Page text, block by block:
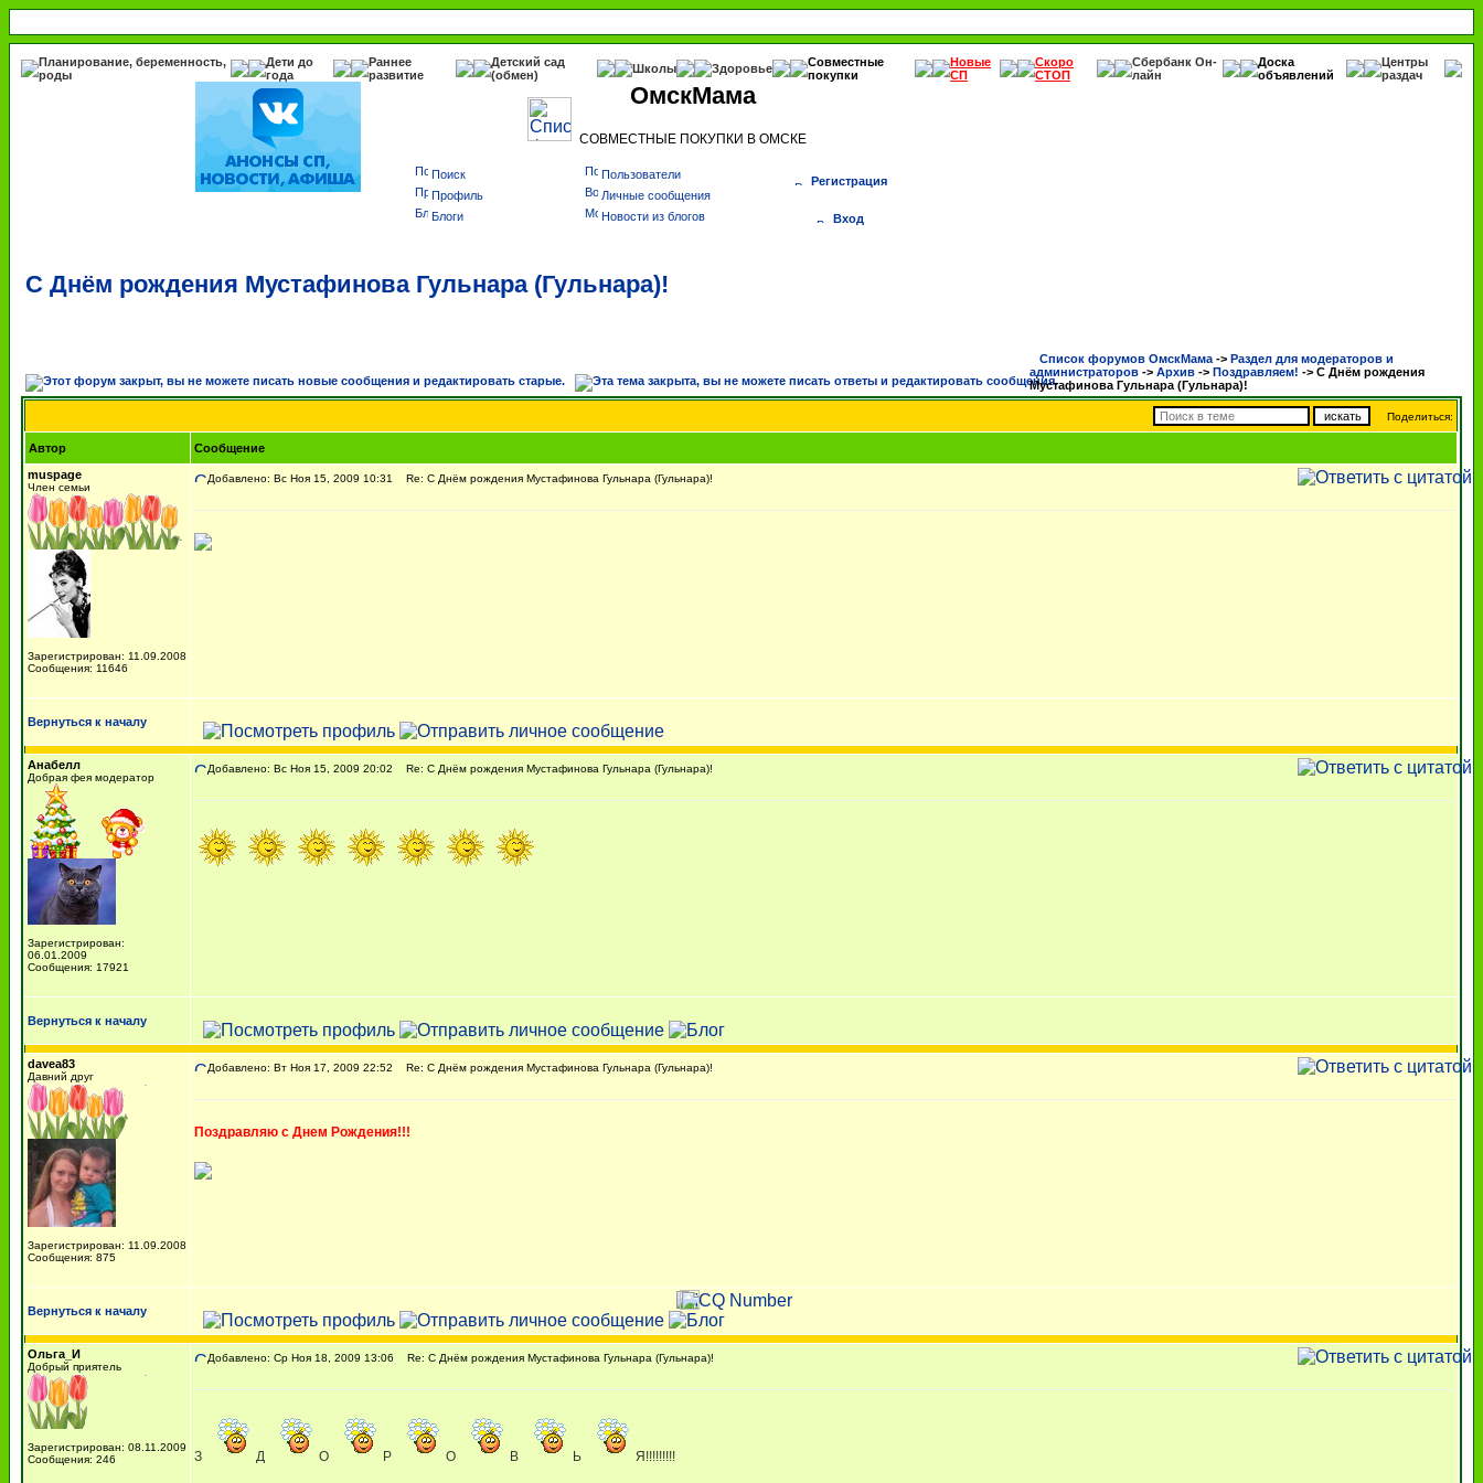
Планирование, беременность,
роды
Дети до
года
Раннее
развитие
Детский сад
(обмен)
Школы Здоровье
Совместные
покупки
Новые
СП
Скоро
СТОП
Сбербанк Он-
лайн
Доска
объявлений
Центры
раздач
ОмскМама
СОВМЕСТНЫЕ ПОКУПКИ В ОМСКЕ
Поиск
Пользователи
Профиль
Личные сообщения
Блоги
Новости из блогов
Регистрация
Вход
С Днём рождения Мустафинова Гульнара (Гульнара)!
Список форумов ОмскМама -> Раздел для модераторов и
администраторов -> Архив -> Поздравляем! -> С Днём рождения
Мустафинова Гульнара (Гульнара)!
Поделиться:
Автор
Сообщение
muspage
Член семьи
Зарегистрирован: 11.09.2008
Сообщения: 11646
Добавлено: Вс Ноя 15, 2009 10:31 Re: С Днём рождения Мустафинова Гульнара (Гульнара)!
Вернуться к началу
Анабелл
Добрая фея модератор
Зарегистрирован:
06.01.2009
Сообщения: 17921
Добавлено: Вс Ноя 15, 2009 20:02 Re: С Днём рождения Мустафинова Гульнара (Гульнара)!
Вернуться к началу
davea83
Давний друг
Зарегистрирован: 11.09.2008
Сообщения: 875
Добавлено: Вт Ноя 17, 2009 22:52 Re: С Днём рождения Мустафинова Гульнара (Гульнара)!
Поздравляю с Днем Рождения!!!
Вернуться к началу
Ольга_И
Добрый приятель
Зарегистрирован: 08.11.2009
Сообщения: 246
Добавлено: Ср Ноя 18, 2009 13:06 Re: С Днём рождения Мустафинова Гульнара (Гульнара)!
З Д О Р О В Ь Я!!!!!!!!!